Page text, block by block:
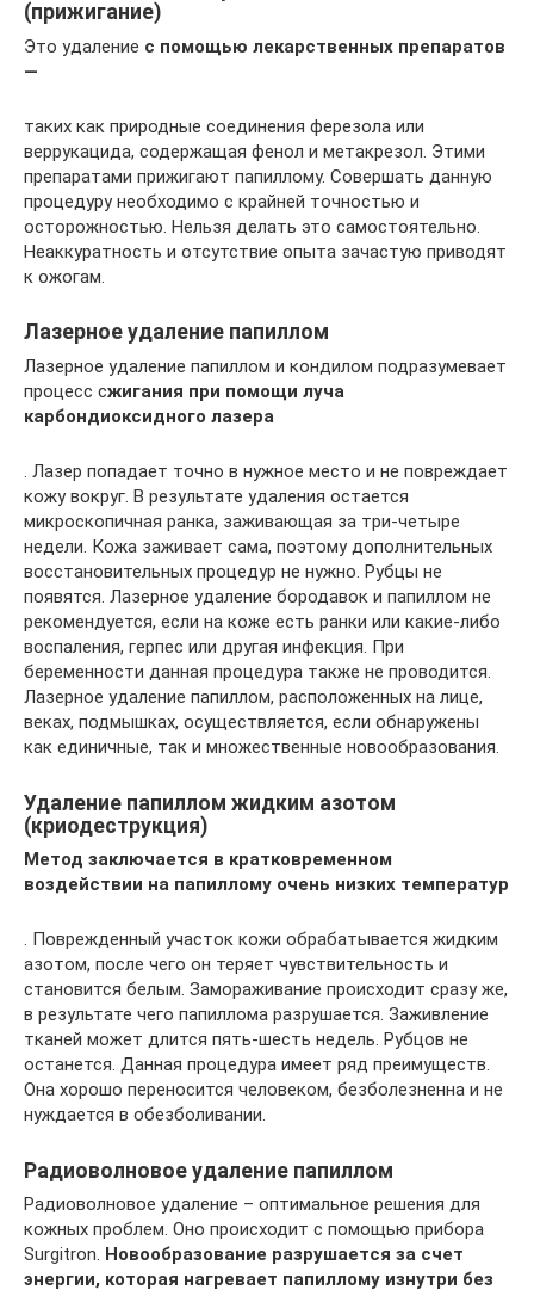
(прижигание)
Это удаление с помощью лекарственных препаратов
—
таких как природные соединения ферезола или
веррукацида, содержащая фенол и метакрезол. Этими
препаратами прижигают папиллому. Совершать данную
процедуру необходимо с крайней точностью и
осторожностью. Нельзя делать это самостоятельно.
Неаккуратность и отсутствие опыта зачастую приводят
к ожогам.
Лазерное удаление папиллом
Лазерное удаление папиллом и кондилом подразумевает
процесс сжигания при помощи луча
карбондиоксидного лазера
. Лазер попадает точно в нужное место и не повреждает
кожу вокруг. В результате удаления остается
микроскопичная ранка, заживающая за три-четыре
недели. Кожа заживает сама, поэтому дополнительных
восстановительных процедур не нужно. Рубцы не
появятся. Лазерное удаление бородавок и папиллом не
рекомендуется, если на коже есть ранки или какие-либо
воспаления, герпес или другая инфекция. При
беременности данная процедура также не проводится.
Лазерное удаление папиллом, расположенных на лице,
веках, подмышках, осуществляется, если обнаружены
как единичные, так и множественные новообразования.
Удаление папиллом жидким азотом
(криодеструкция)
Метод заключается в кратковременном
воздействии на папиллому очень низких температур
. Поврежденный участок кожи обрабатывается жидким
азотом, после чего он теряет чувствительность и
становится белым. Замораживание происходит сразу же,
в результате чего папиллома разрушается. Заживление
тканей может длится пять-шесть недель. Рубцов не
останется. Данная процедура имеет ряд преимуществ.
Она хорошо переносится человеком, безболезненна и не
нуждается в обезболивании.
Радиоволновое удаление папиллом
Радиоволновое удаление – оптимальное решения для
кожных проблем. Оно происходит с помощью прибора
Surgitron. Новообразование разрушается за счет
энергии, которая нагревает папиллому изнутри без